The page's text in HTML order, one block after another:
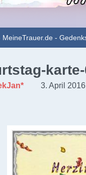
-
3. April